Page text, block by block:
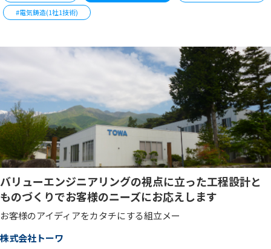
#電気鋳造(1社1技術)
バリューエンジニアリングの視点に立った工程設計と
ものづくりでお客様のニーズにお応えします
お客様のアイディアをカタチにする組立メー
株式会社トーワ